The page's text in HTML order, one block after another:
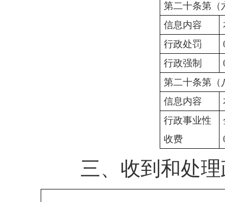
第二十条第（
信息内容
行政处罚
行政强制
第二十条第（
信息内容
行政事业性
收费
三、收到和处理